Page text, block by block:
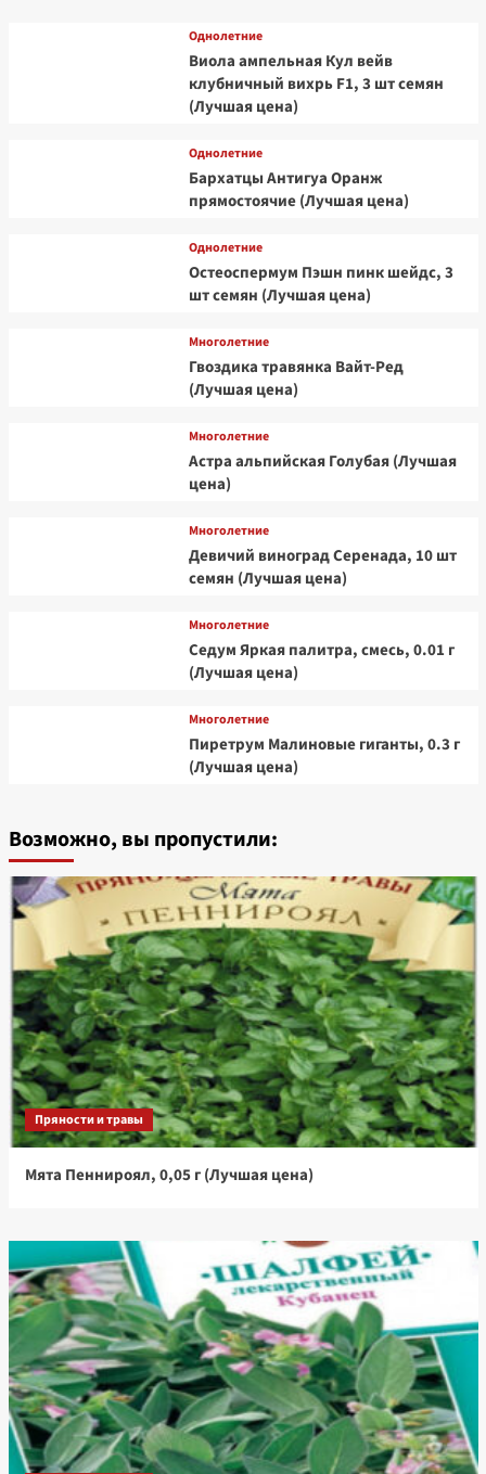
Однолетние
Виола ампельная Кул вейв
клубничный вихрь F1, 3 шт семян
(Лучшая цена)
Однолетние
Бархатцы Антигуа Оранж
прямостоячие (Лучшая цена)
Однолетние
Остеоспермум Пэшн пинк шейдс, 3
шт семян (Лучшая цена)
Многолетние
Гвоздика травянка Вайт-Ред
(Лучшая цена)
Многолетние
Астра альпийская Голубая (Лучшая
цена)
Многолетние
Девичий виноград Серенада, 10 шт
семян (Лучшая цена)
Многолетние
Седум Яркая палитра, смесь, 0.01 г
(Лучшая цена)
Многолетние
Пиретрум Малиновые гиганты, 0.3 г
(Лучшая цена)
Возможно, вы пропустили:
Пряности и травы
Мята Пеннироял, 0,05 г (Лучшая цена)